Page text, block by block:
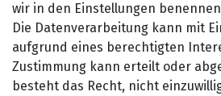
wir in den Einstellungen
Die Datenverarbeitung kann mit
aufgrund eines berechtigten
Zustimmung kann erteilt oder
besteht das Recht, nicht